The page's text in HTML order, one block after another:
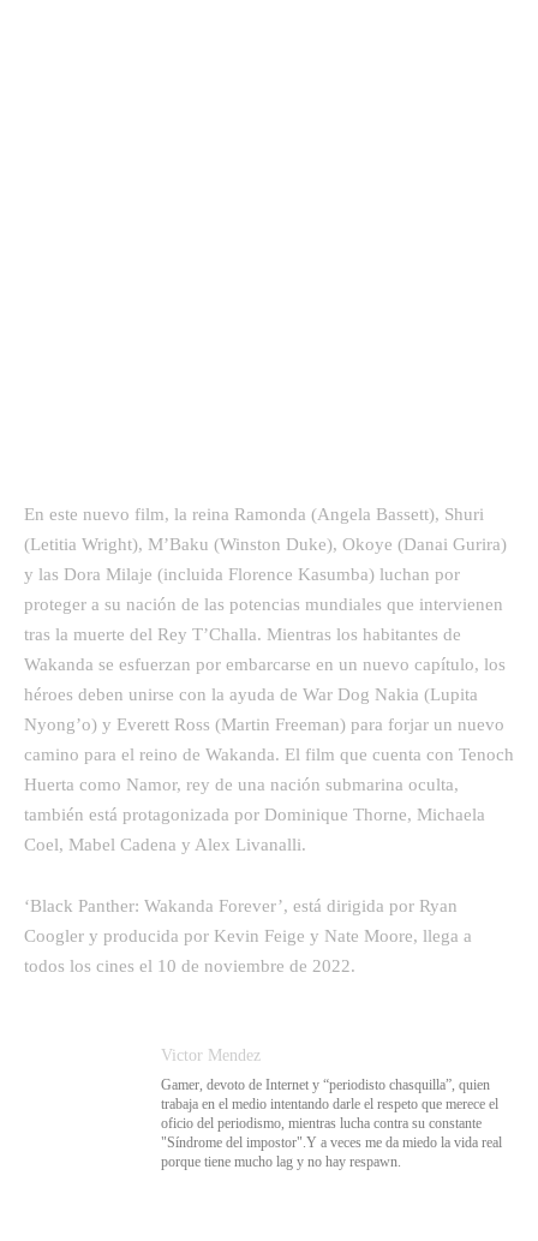
En este nuevo film, la reina Ramonda (Angela Bassett), Shuri
(Letitia Wright), M’Baku (Winston Duke), Okoye (Danai Gurira)
y las Dora Milaje (incluida Florence Kasumba) luchan por
proteger a su nación de las potencias mundiales que intervienen
tras la muerte del Rey T’Challa. Mientras los habitantes de
Wakanda se esfuerzan por embarcarse en un nuevo capítulo, los
héroes deben unirse con la ayuda de War Dog Nakia (Lupita
Nyong’o) y Everett Ross (Martin Freeman) para forjar un nuevo
camino para el reino de Wakanda. El film que cuenta con Tenoch
Huerta como Namor, rey de una nación submarina oculta,
también está protagonizada por Dominique Thorne, Michaela
Coel, Mabel Cadena y Alex Livanalli.
‘Black Panther: Wakanda Forever’, está dirigida por Ryan
Coogler y producida por Kevin Feige y Nate Moore, llega a
todos los cines el 10 de noviembre de 2022.
Victor Mendez
Gamer, devoto de Internet y “periodisto chasquilla”, quien
trabaja en el medio intentando darle el respeto que merece el
oficio del periodismo, mientras lucha contra su constante
"Síndrome del impostor".Y a veces me da miedo la vida real
porque tiene mucho lag y no hay respawn.